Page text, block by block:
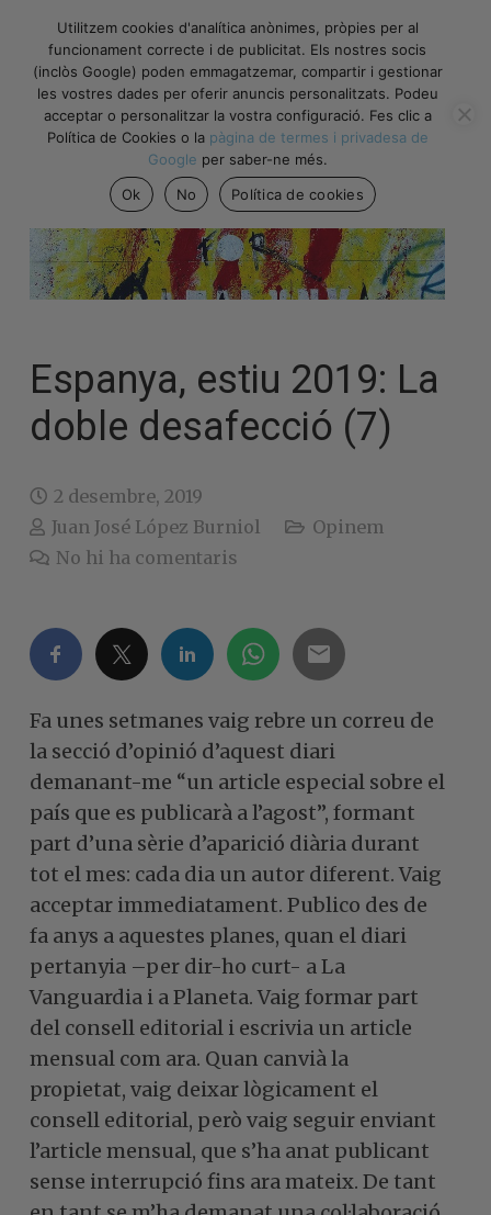
Espanya, estiu 2019: La
doble desafecció (7)
2 desembre, 2019
Juan José López Burniol
Opinem
No hi ha comentaris
Fa unes setmanes vaig rebre un correu de
la secció d’opinió d’aquest diari
demanant-me “un article especial sobre el
país que es publicarà a l’agost”, formant
part d’una sèrie d’aparició diària durant
tot el mes: cada dia un autor diferent. Vaig
acceptar immediatament. Publico des de
fa anys a aquestes planes, quan el diari
pertanyia –per dir-ho curt- a La
Vanguardia i a Planeta. Vaig formar part
del consell editorial i escrivia un article
mensual com ara. Quan canvià la
propietat, vaig deixar lògicament el
consell editorial, però vaig seguir enviant
l’article mensual, que s’ha anat publicant
sense interrupció fins ara mateix. De tant
Utilitzem cookies d'analítica anònimes, pròpies per al
funcionament correcte i de publicitat. Els nostres socis
(inclòs Google) poden emmagatzemar, compartir i gestionar
les vostres dades per oferir anuncis personalitzats. Podeu
acceptar o personalitzar la vostra configuració. Fes clic a
Política de Cookies o la pàgina de termes i privadesa de
Google per saber-ne més.
Ok
No Política de cookies